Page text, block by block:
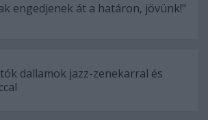
engedjenek át a határon, jövünk!"
dallamok jazz-zenekarral és